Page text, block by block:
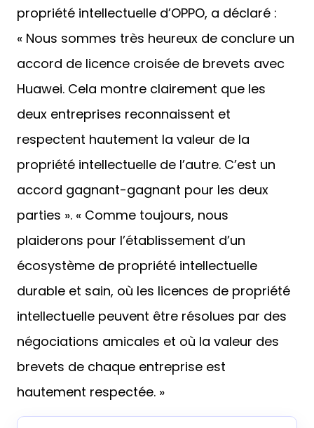
propriété intellectuelle d’OPPO, a déclaré :
« Nous sommes très heureux de conclure un
accord de licence croisée de brevets avec
Huawei. Cela montre clairement que les
deux entreprises reconnaissent et
respectent hautement la valeur de la
propriété intellectuelle de l’autre. C’est un
accord gagnant-gagnant pour les deux
parties ». « Comme toujours, nous
plaiderons pour l’établissement d’un
écosystème de propriété intellectuelle
durable et sain, où les licences de propriété
intellectuelle peuvent être résolues par des
négociations amicales et où la valeur des
brevets de chaque entreprise est
hautement respectée. »